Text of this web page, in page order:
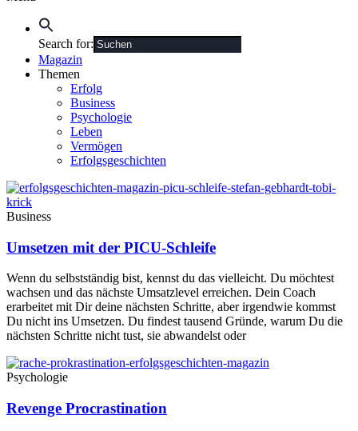
Search for:
Magazin
Themen
Erfolg
Business
Psychologie
Leben
Vermögen
Erfolgsgeschichten
Business
Umsetzen mit der PICU-Schleife
Wenn du selbstständig bist, kennst du das vielleicht. Du möchtest
wachsen und das nächste Umsatzlevel erreichen. Dein Coach
erarbeitet mit Dir deine nächsten Schritte, aber irgendwie kommst
Du nicht ins Umsetzen. Du findest tausend Gründe, warum Du die
nächsten Schritte nicht tust, sie abwandelst oder
Psychologie
Revenge Procrastination